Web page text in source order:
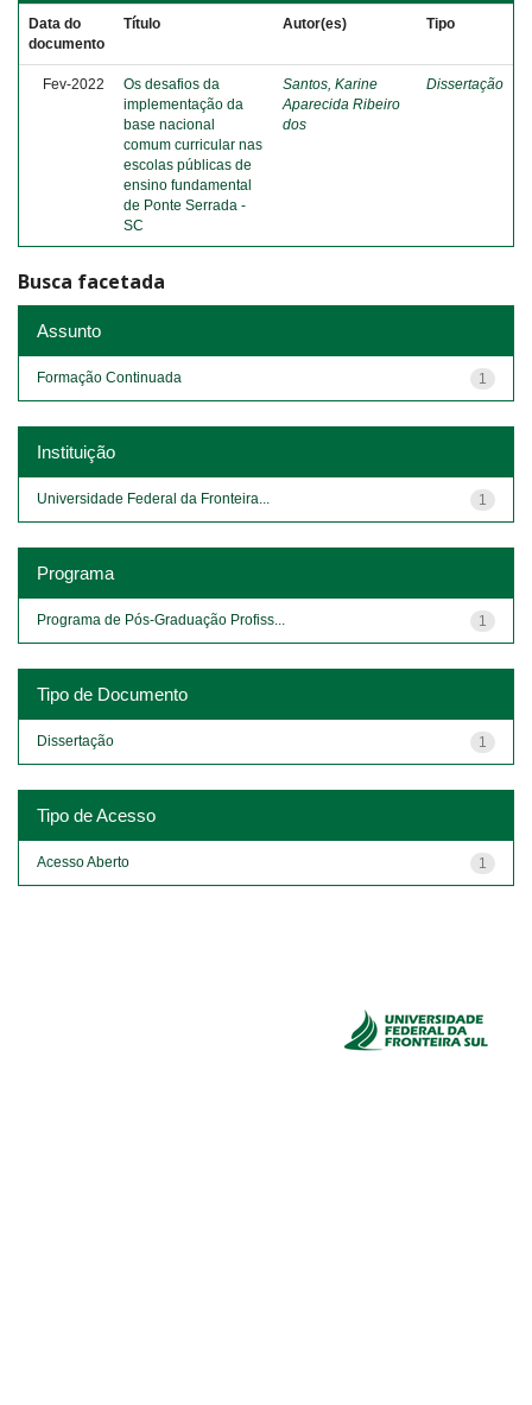
Data do
documento
Título Autor(es) Tipo
Fev-2022
Os desafios da
implementação da
base nacional
comum curricular nas
escolas públicas de
ensino fundamental
de Ponte Serrada -
SC
Santos, Karine
Aparecida Ribeiro
dos
Dissertação
Busca facetada
Assunto
1
Formação Continuada
Instituição
1
Universidade Federal da Fronteira...
Programa
1
Programa de Pós-Graduação Profiss...
Tipo de Documento
1
Dissertação
Tipo de Acesso
1
Acesso Aberto